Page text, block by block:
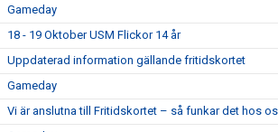
Gameday
18 - 19 Oktober USM Flickor 14 år
Uppdaterad information gällande fritidskortet
Gameday
Vi är anslutna till Fritidskortet – så funkar det hos